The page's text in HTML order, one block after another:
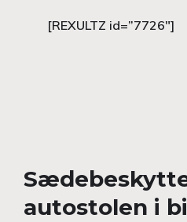
[REXULTZ id=”7726″]
autostolen i